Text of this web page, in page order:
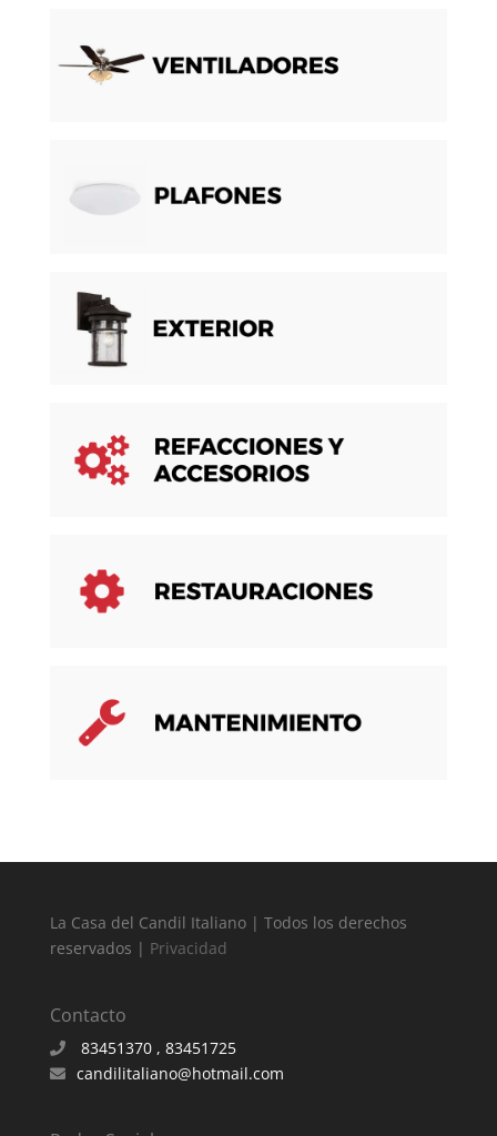
La Casa del Candil Italiano | Todos los derechos
reservados | Privacidad
Contacto
83451370 , 83451725
candilitaliano@hotmail.com